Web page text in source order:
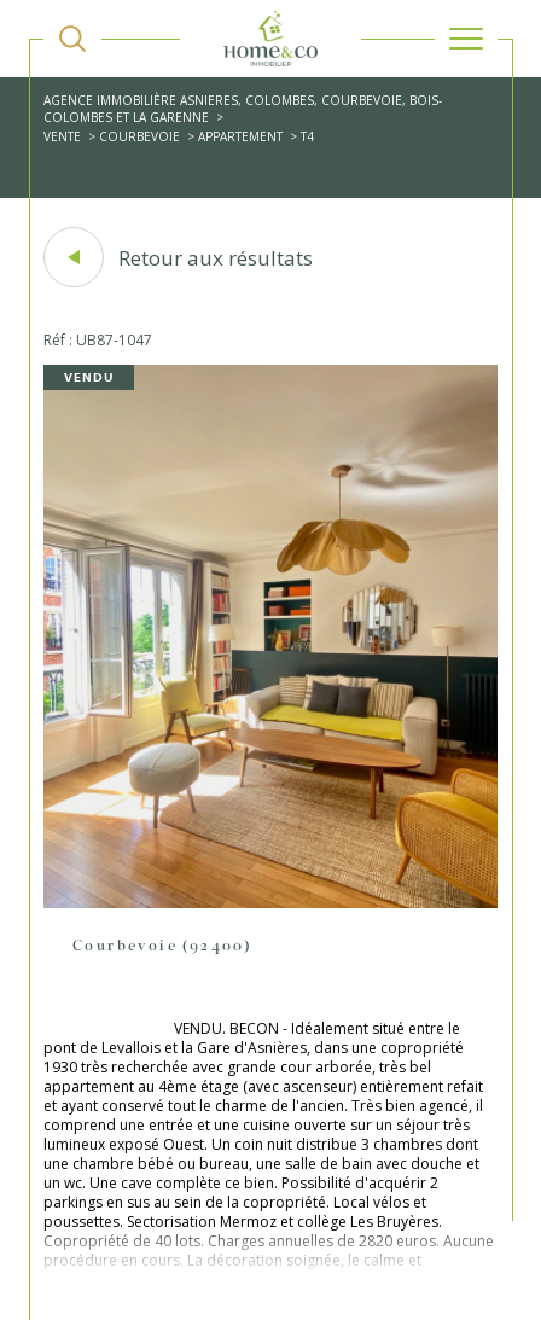
AGENCE IMMOBILIÈRE ASNIERES, COLOMBES, COURBEVOIE, BOIS-
COLOMBES ET LA GARENNE
VENTE
COURBEVOIE APPARTEMENT T4
Retour aux résultats
Réf : UB87-1047
VENDU
Courbevoie (92400)
pont de Levallois et la Gare d'Asnières, dans une copropriété
1930 très recherchée avec grande cour arborée, très bel
appartement au 4ème étage (avec ascenseur) entièrement refait
et ayant conservé tout le charme de l'ancien. Très bien agencé, il
comprend une entrée et une cuisine ouverte sur un séjour très
lumineux exposé Ouest. Un coin nuit distribue 3 chambres dont
une chambre bébé ou bureau, une salle de bain avec douche et
un wc. Une cave complète ce bien. Possibilité d'acquérir 2
parkings en sus au sein de la copropriété. Local vélos et
poussettes. Sectorisation Mermoz et collège Les Bruyères.
Copropriété de 40 lots. Charges annuelles de 2820 euros. Aucune
procédure en cours. La décoration soignée, le calme et